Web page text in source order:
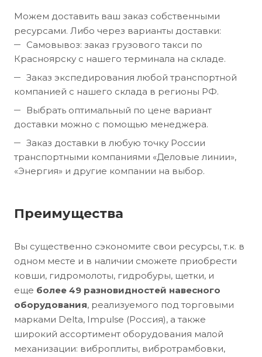
Можем доставить ваш заказ собственными
ресурсами. Либо через варианты доставки:
Самовывоз: заказ грузового такси по
Красноярску с нашего терминала на складе.
Заказ экспедирования любой транспортной
компанией с нашего склада в регионы РФ.
Выбрать оптимальный по цене вариант
доставки можно с помощью менеджера.
Заказ доставки в любую точку России
транспортными компаниями «Деловые линии»,
«Энергия» и другие компании на выбор.
Преимущества
Вы существенно сэкономите свои ресурсы, т.к. в
одном месте и в наличии сможете приобрести
ковши, гидромолоты, гидробуры, щетки, и
еще более 49 разновидностей навесного
оборудования, реализуемого под торговыми
марками Delta, Impulse (Россия), а также
широкий ассортимент оборудования малой
механизации: виброплиты, вибротрамбовки,